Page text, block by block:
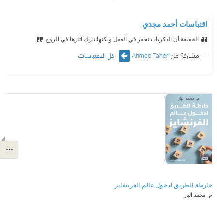
اقتباسات أحمد مجدي
الحقيقة أن الذكريات تحفر في العقل ولكنها تترك آثارها في الروح
مشاركة منAhmed Taheri كل الاقتباسات
خارطة الطريق لدخول عالم الفرنشايز
م. محمد الباز